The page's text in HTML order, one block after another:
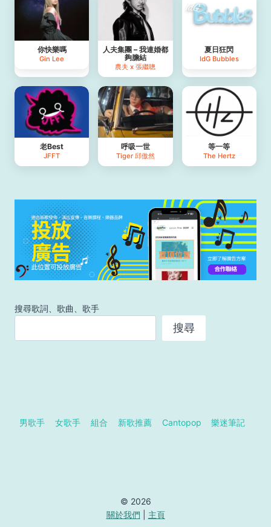
你快樂嗎
Gin Lee
人夫集團 – 我連婚都
夠膽結
農夫 x 張繼聰
夏日狂閃
IdG Bubbles
老Best
JFFT
呼吸一世
Tiger 邱傲然
等一等
The Hertz
搜尋歌詞、歌曲、歌手
搜尋
男歌手 女歌手 組合 新歌推薦 Cantopop 樂迷筆記
© 2026
關於我們
主頁